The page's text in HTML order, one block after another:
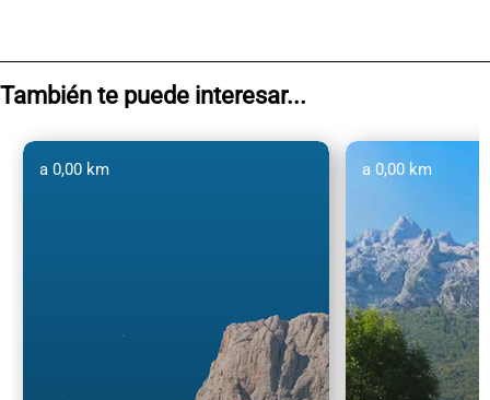
También te puede interesar...
a 0,00 km a 0,00 km